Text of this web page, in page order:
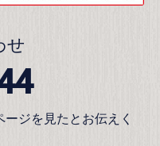
せ
ジを見たとお伝えく